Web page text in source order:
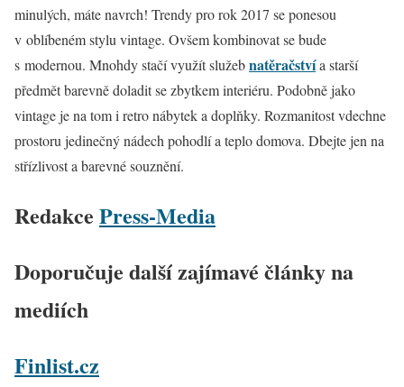
minulých, máte navrch! Trendy pro rok 2017 se ponesou
v oblíbeném stylu vintage. Ovšem kombinovat se bude
s modernou. Mnohdy stačí využít služebnatěračstvía starší
předmět barevně doladit se zbytkem interiéru. Podobně jako
vintage je na tom i retro nábytek a doplňky. Rozmanitost vdechne
prostoru jedinečný nádech pohodlí a teplo domova. Dbejte jen na
střízlivost a barevné souznění.
Redakce Press-Media
Doporučuje další zajímavé články na
mediích
Finlist.cz